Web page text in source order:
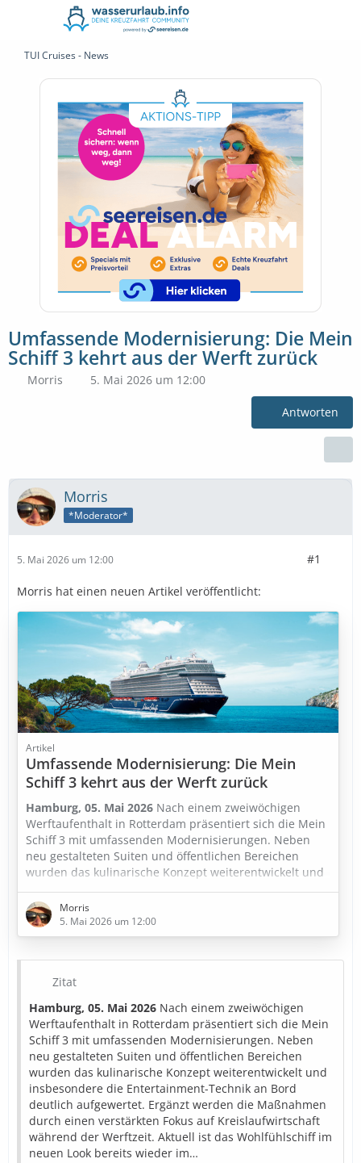
TUI Cruises - News
Umfassende Modernisierung: Die Mein
Schiff 3 kehrt aus der Werft zurück
Morris 5. Mai 2026 um 12:00
Antworten
Morris
*Moderator*
5. Mai 2026 um 12:00 #1
Morris hat einen neuen Artikel veröffentlicht:
Artikel
Umfassende Modernisierung: Die Mein
Schiff 3 kehrt aus der Werft zurück
Hamburg, 05. Mai 2026 Nach einem zweiwöchigen
Werftaufenthalt in Rotterdam präsentiert sich die Mein
Schiff 3 mit umfassenden Modernisierungen. Neben
neu gestalteten Suiten und öffentlichen Bereichen
wurden das kulinarische Konzept weiterentwickelt und
insbesondere die Entertainment-Technik an Bord
deutlich aufgewertet. Ergänzt werden die Maßnahmen
durch einen verstärkten Fokus auf Kreislaufwirtschaft
während der Werftzeit. Aktuell ist das Wohlfühlschiff im
Morris
5. Mai 2026 um 12:00
Zitat
Hamburg, 05. Mai 2026 Nach einem zweiwöchigen
Werftaufenthalt in Rotterdam präsentiert sich die Mein
Schiff 3 mit umfassenden Modernisierungen. Neben
neu gestalteten Suiten und öffentlichen Bereichen
wurden das kulinarische Konzept weiterentwickelt und
insbesondere die Entertainment-Technik an Bord
deutlich aufgewertet. Ergänzt werden die Maßnahmen
durch einen verstärkten Fokus auf Kreislaufwirtschaft
während der Werftzeit. Aktuell ist das Wohlfühlschiff im
neuen Look bereits wieder im…